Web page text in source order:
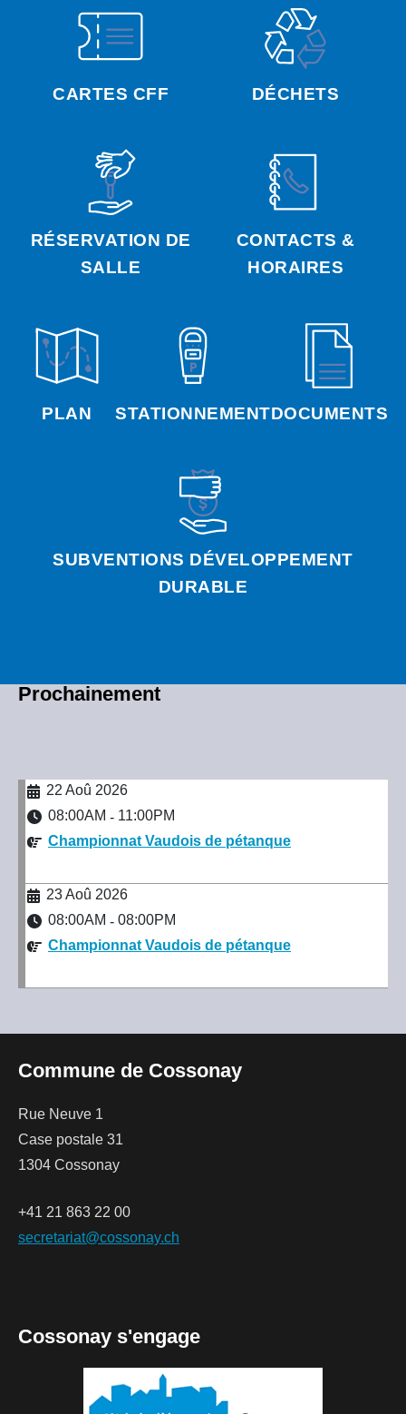
CARTES CFF DÉCHETS
RÉSERVATION DE
SALLE
CONTACTS &
HORAIRES
PLAN STATIONNEMENTDOCUMENTS
SUBVENTIONS DÉVELOPPEMENT
DURABLE
Prochainement
22 Aoû 2026
08:00AM - 11:00PM
Championnat Vaudois de pétanque
23 Aoû 2026
08:00AM - 08:00PM
Championnat Vaudois de pétanque
Commune de Cossonay
Rue Neuve 1
Case postale 31
1304 Cossonay
+41 21 863 22 00
secretariat@cossonay.ch
Cossonay s'engage